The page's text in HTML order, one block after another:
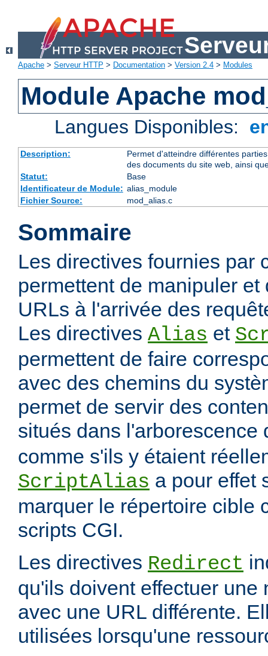
Apache > Serveur HTTP > Documentation > Version 2.4 > Modules
Module Apache
Langues Disponibles:
Description:
Permet d'atteindre différentes
des documents du site web, ainsi
Statut:
Base
Identificateur de Module: alias_module
Fichier Source:
mod_alias.c
Sommaire
Les directives fournies par
permettent de manipuler et
URLs à l'arrivée des
Les directives Alias et
permettent de faire
avec des chemins du
permet de servir des
situés dans l'arborescence
comme s'ils y étaient
ScriptAlias a pour effet
marquer le répertoire cible
scripts CGI.
Les directives Redirect
qu'ils doivent effectuer une
avec une URL différente.
utilisées lorsqu'une